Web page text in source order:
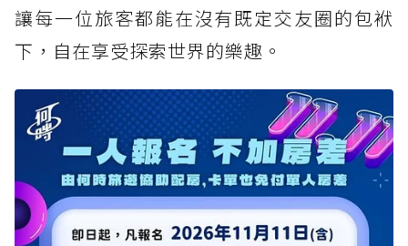
讓每一位旅客都能在沒有既定交友圈的包袱
下，自在享受探索世界的樂趣。